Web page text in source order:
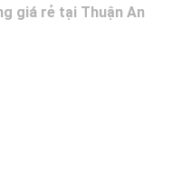
giá rẻ tại Thuận An